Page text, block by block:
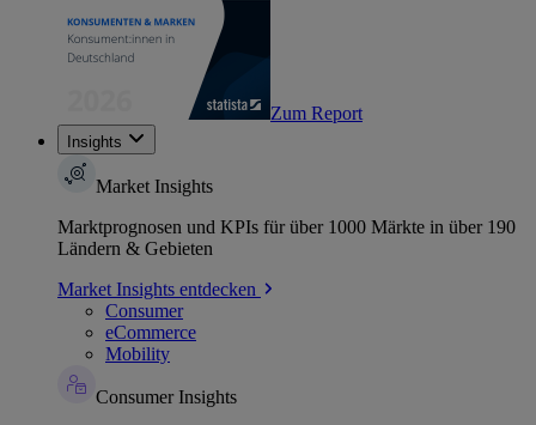
Zum Report
Insights
Market Insights
Marktprognosen und KPIs für über 1000 Märkte in über 190
Ländern & Gebieten
Market Insights entdecken
Consumer
eCommerce
Mobility
Consumer Insights